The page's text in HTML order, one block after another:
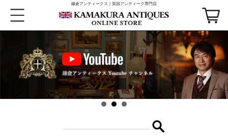
鎌倉アンティークス｜英国アンティーク専門店